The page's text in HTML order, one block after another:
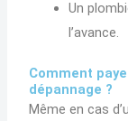
Un
l’avance.
Comment
dépannage ?
Même en cas